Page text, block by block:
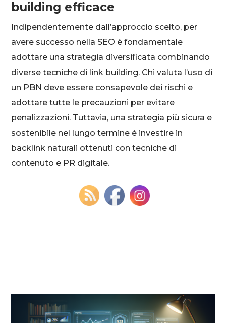
building efficace
Indipendentemente dall’approccio scelto, per
avere successo nella SEO è fondamentale
adottare una strategia diversificata combinando
diverse tecniche di link building. Chi valuta l’uso di
un PBN deve essere consapevole dei rischi e
adottare tutte le precauzioni per evitare
penalizzazioni. Tuttavia, una strategia più sicura e
sostenibile nel lungo termine è investire in
backlink naturali ottenuti con tecniche di
contenuto e PR digitale.